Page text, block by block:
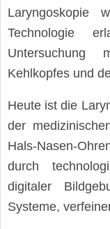
Laryngoskopie
Technologie
Untersuchung
Kehlkopfes und
Heute ist die
der
Hals-Nasen-
durch
digitaler
Systeme,